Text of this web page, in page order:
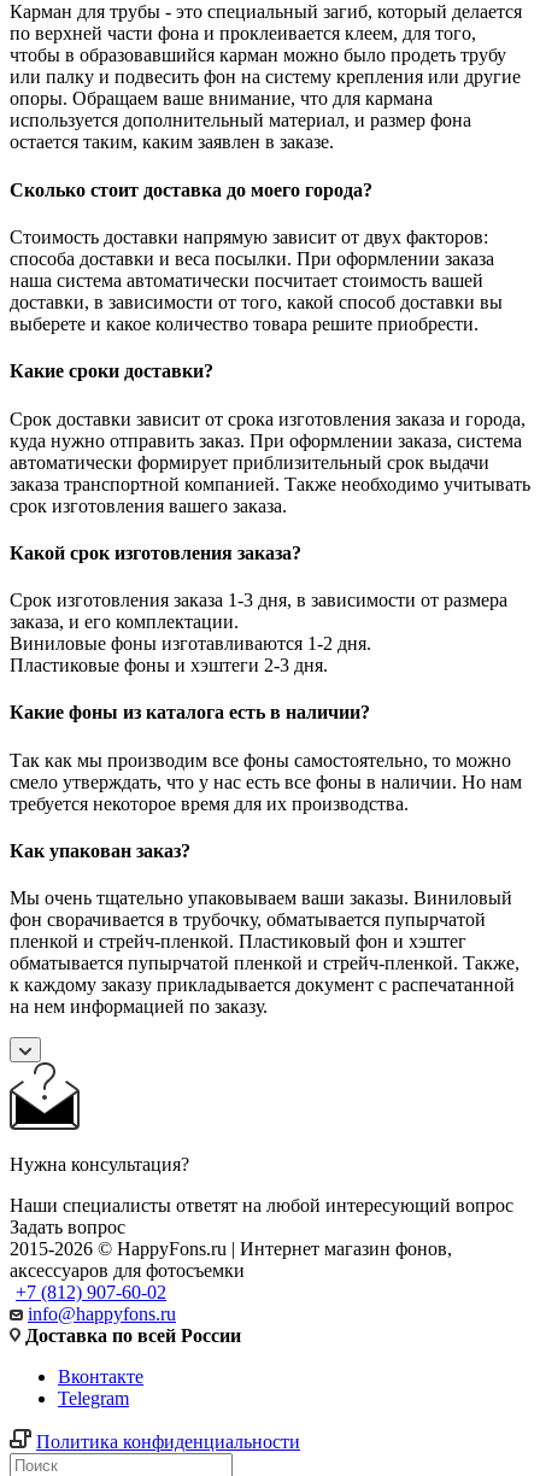
Карман для трубы - это специальный загиб, который делается
по верхней части фона и проклеивается клеем, для того,
чтобы в образовавшийся карман можно было продеть трубу
или палку и подвесить фон на систему крепления или другие
опоры. Обращаем ваше внимание, что для кармана
используется дополнительный материал, и размер фона
остается таким, каким заявлен в заказе.
Сколько стоит доставка до моего города?
Стоимость доставки напрямую зависит от двух факторов:
способа доставки и веса посылки. При оформлении заказа
наша система автоматически посчитает стоимость вашей
доставки, в зависимости от того, какой способ доставки вы
выберете и какое количество товара решите приобрести.
Какие сроки доставки?
Срок доставки зависит от срока изготовления заказа и города,
куда нужно отправить заказ. При оформлении заказа, система
автоматически формирует приблизительный срок выдачи
заказа транспортной компанией. Также необходимо учитывать
срок изготовления вашего заказа.
Какой срок изготовления заказа?
Срок изготовления заказа 1-3 дня, в зависимости от размера
заказа, и его комплектации.
Виниловые фоны изготавливаются 1-2 дня.
Пластиковые фоны и хэштеги 2-3 дня.
Какие фоны из каталога есть в наличии?
Так как мы производим все фоны самостоятельно, то можно
смело утверждать, что у нас есть все фоны в наличии. Но нам
требуется некоторое время для их производства.
Как упакован заказ?
Мы очень тщательно упаковываем ваши заказы. Виниловый
фон сворачивается в трубочку, обматывается пупырчатой
пленкой и стрейч-пленкой. Пластиковый фон и хэштег
обматывается пупырчатой пленкой и стрейч-пленкой. Также,
к каждому заказу прикладывается документ с распечатанной
на нем информацией по заказу.
Нужна консультация?
Наши специалисты ответят на любой интересующий вопрос
Задать вопрос
2015-2026 © HappyFons.ru | Интернет магазин фонов,
аксессуаров для фотосъемки
+7 (812) 907-60-02
info@happyfons.ru
Доставка по всей России
Вконтакте
Telegram
Политика конфиденциальности